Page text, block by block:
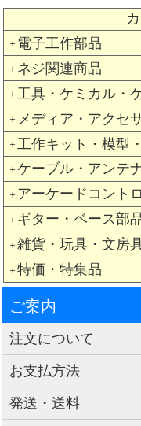
＋ 電子工作部品
＋ ネジ関連商品
＋ 工具・ケミカル・
＋ メディア・アクセ
＋ 工作キット・模型
＋ ケーブル・アンテ
＋ アーケードコント
＋ ギター・ベース部
＋ 雑貨・玩具・文房
＋ 特価・特集品
ご案内
注文について
お支払方法
発送・送料